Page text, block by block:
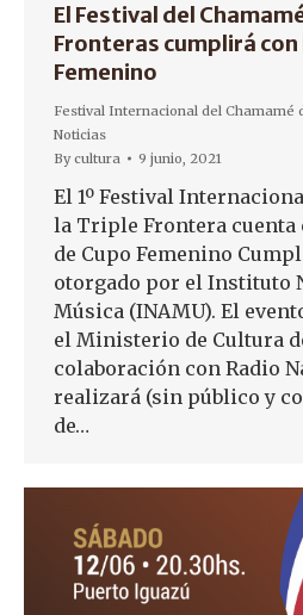
El Festival del
Fronteras cumplirá con
Femenino
Festival Internacional del Chamamé
Noticias
Bycultura 9 junio, 2021
El 1º Festival
la Triple Frontera cuenta
de Cupo Femenino
otorgado por el Instituto
Música (INAMU). El
el Ministerio de Cultura
colaboración con Radio
realizará (sin público y
de…